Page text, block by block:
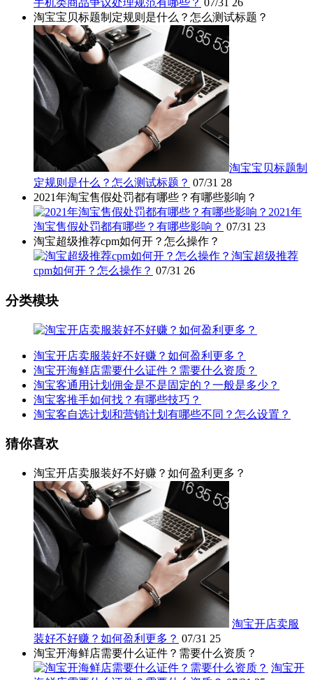
手机类商品争议处理规范有哪些？ 07/31
26
淘宝宝贝标题制定规则是什么？怎么测试标题？
淘宝宝贝标题制
定规则是什么？怎么测试标题？ 07/31 28
2021年淘宝售假处罚都有哪些？有哪些影响？
2021年
淘宝售假处罚都有哪些？有哪些影响？ 07/31 23
淘宝超级推荐cpm如何开？怎么操作？
淘宝超级推荐
cpm如何开？怎么操作？ 07/31 26
分类模块
淘宝开店卖服装好不好赚？如何盈利更多？
淘宝开海鲜店需要什么证件？需要什么资质？
淘宝客通用计划佣金是不是固定的？一般是多少？
淘宝客推手如何找？有哪些技巧？
淘宝客自选计划和营销计划有哪些不同？怎么设置？
猜你喜欢
淘宝开店卖服装好不好赚？如何盈利更多？
淘宝开店卖服
装好不好赚？如何盈利更多？ 07/31 25
淘宝开海鲜店需要什么证件？需要什么资质？
淘宝开